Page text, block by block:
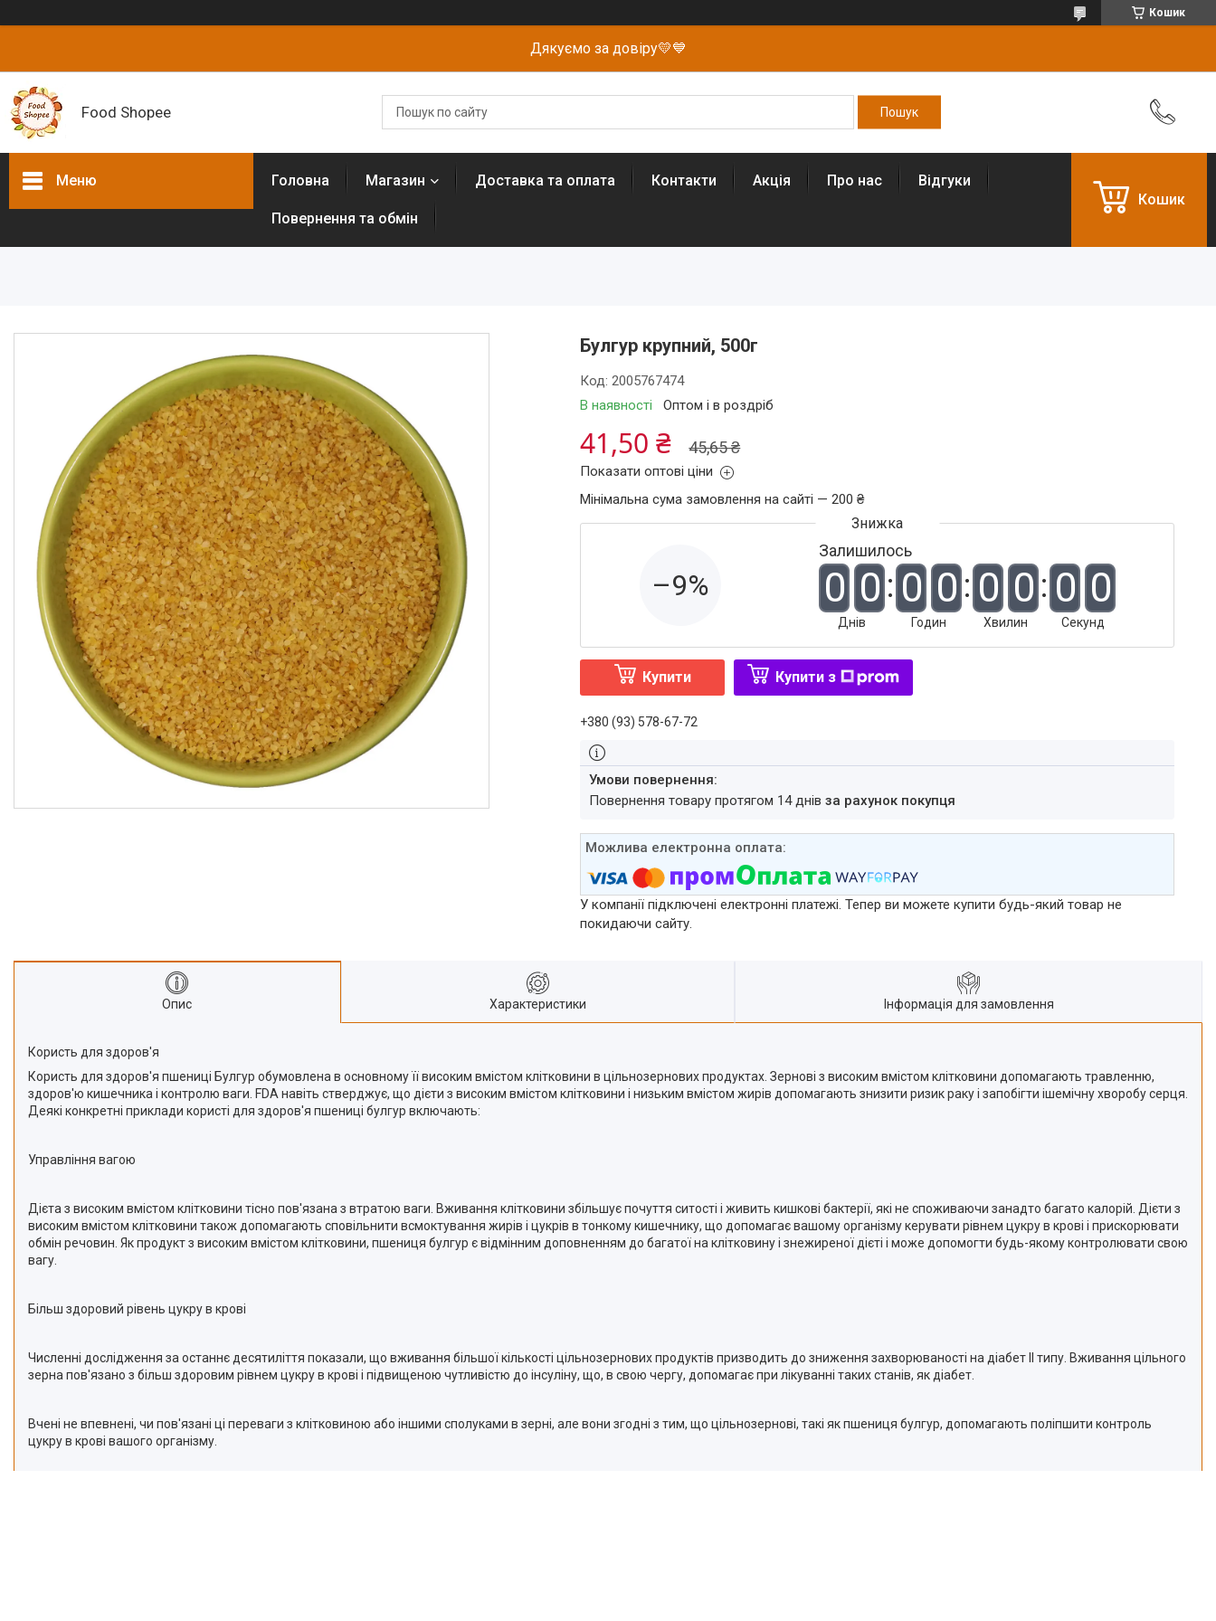
Кошик
Дякуємо за довіру💛💙
Food Shopee
Меню
Борошно різних культур (без
Цукрозамінники,
підсолоджувачі
Суперфуды
Рослинні олії першого
холодного віджиму
Топлена олія ГХІ
Яблучний оцет
Пасти
Спеції, прянощі, приправи
Какао продукти
Чай
Консерви
Східні солодощі
Натуральна косметика
Сухе молоко
Сублімована їжа
Крупи, насіння, бобові
Головна Магазин Доставка та оплата Контакти Акція Про нас Відгуки
Повернення та обмін
Кошик
Булгур крупний, 500г
В наявності Оптом і в роздріб
Код:2005767474
45,65 ₴
41,50 ₴
Показати оптові ціни
Мінімальна сума замовлення на сайті — 200 ₴
–9%
Залишилось
0 0
Днів
0 0
Годин
0 0
Хвилин
0 0
Секунд
Купити Купити з
+380 (93) 578-67-72
повернення товару протягом 14 днівза рахунок покупця
У компанії підключені електронні платежі. Тепер ви можете купити будь-який товар не
покидаючи сайту.
Опис Характеристики Інформація для замовлення
Користь для здоров'я
Користь для здоров'я пшениці Булгур обумовлена ​​в основному її високим вмістом клітковини в цільнозернових продуктах. Зернові з високим вмістом клітковини допомагають травленню,
здоров'ю кишечника і контролю ваги. FDA навіть стверджує, що дієти з високим вмістом клітковини і низьким вмістом жирів допомагають знизити ризик раку і запобігти ішемічну хворобу серця.
Деякі конкретні приклади користі для здоров'я пшениці булгур включають:
Управління вагою
Дієта з високим вмістом клітковини тісно пов'язана з втратою ваги. Вживання клітковини збільшує почуття ситості і живить кишкові бактерії, які не споживаючи занадто багато калорій. Дієти з
високим вмістом клітковини також допомагають сповільнити всмоктування жирів і цукрів в тонкому кишечнику, що допомагає вашому організму керувати рівнем цукру в крові і прискорювати
обмін речовин. Як продукт з високим вмістом клітковини, пшениця булгур є відмінним доповненням до багатої на клітковину і знежиреної дієті і може допомогти будь-якому контролювати свою
вагу.
Більш здоровий рівень цукру в крові
Численні дослідження за останнє десятиліття показали, що вживання більшої кількості цільнозернових продуктів призводить до зниження захворюваності на діабет II типу. Вживання цільного
зерна пов'язано з більш здоровим рівнем цукру в крові і підвищеною чутливістю до інсуліну, що, в свою чергу, допомагає при лікуванні таких станів, як діабет.
Вчені не впевнені, чи пов'язані ці переваги з клітковиною або іншими сполуками в зерні, але вони згодні з тим, що цільнозернові, такі як пшениця булгур, допомагають поліпшити контроль
цукру в крові вашого організму.